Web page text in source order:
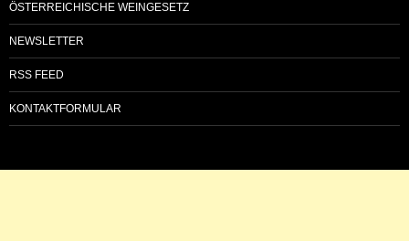
ÖSTERREICHISCHE WEINGESETZ
NEWSLETTER
RSS FEED
KONTAKTFORMULAR